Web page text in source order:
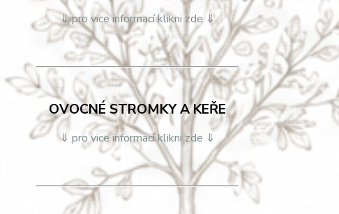
⇓ pro vice informací klikni zde ⇓
OVOCNÉ STROMKY A KEŘE
⇓ pro vice informací klikni zde ⇓